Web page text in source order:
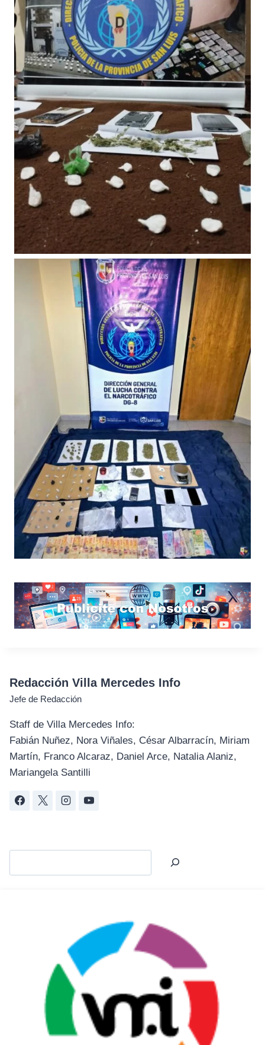
Redacción Villa Mercedes Info
Jefe de Redacción
Staff de Villa Mercedes Info:
Fabián Nuñez, Nora Viñales, César Albarracín, Miriam
Martín, Franco Alcaraz, Daniel Arce, Natalia Alaniz,
Mariangela Santilli